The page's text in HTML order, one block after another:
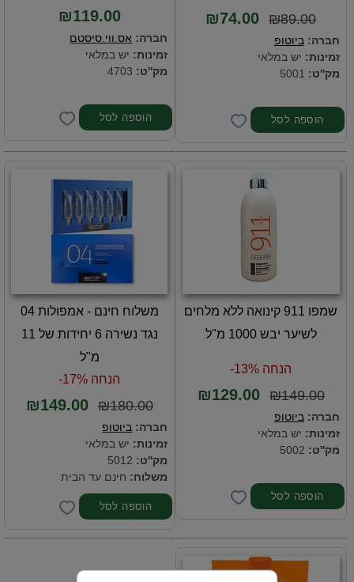
₪89.00
₪74.00
חברה: ביוטופ
זמינות: יש במלאי
מק''ט:
₪119.00
חברה: אס.ווי.סיסטם
זמינות: יש במלאי
מק''ט:
שמפו 911 קינואה ללא מלחים
לשיער יבש 1000 מ"ל
הנחה 13%-
₪149.00
₪129.00
חברה: ביוטופ
זמינות: יש במלאי
מק''ט:
משלוח חינם - אמפולות 04
נגד נשירה 6 יחידות של 11
מ"ל
הנחה 17%-
₪180.00
₪149.00
חברה: ביוטופ
זמינות: יש במלאי
מק''ט:
משלוח: חינם עד הבית